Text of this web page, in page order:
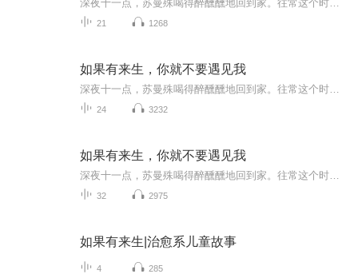
21 1268
如果有来生，你就不要遇见我
24 3232
如果有来生，你就不要遇见我
32 2975
如果有来生|治愈系儿童故事
4 285